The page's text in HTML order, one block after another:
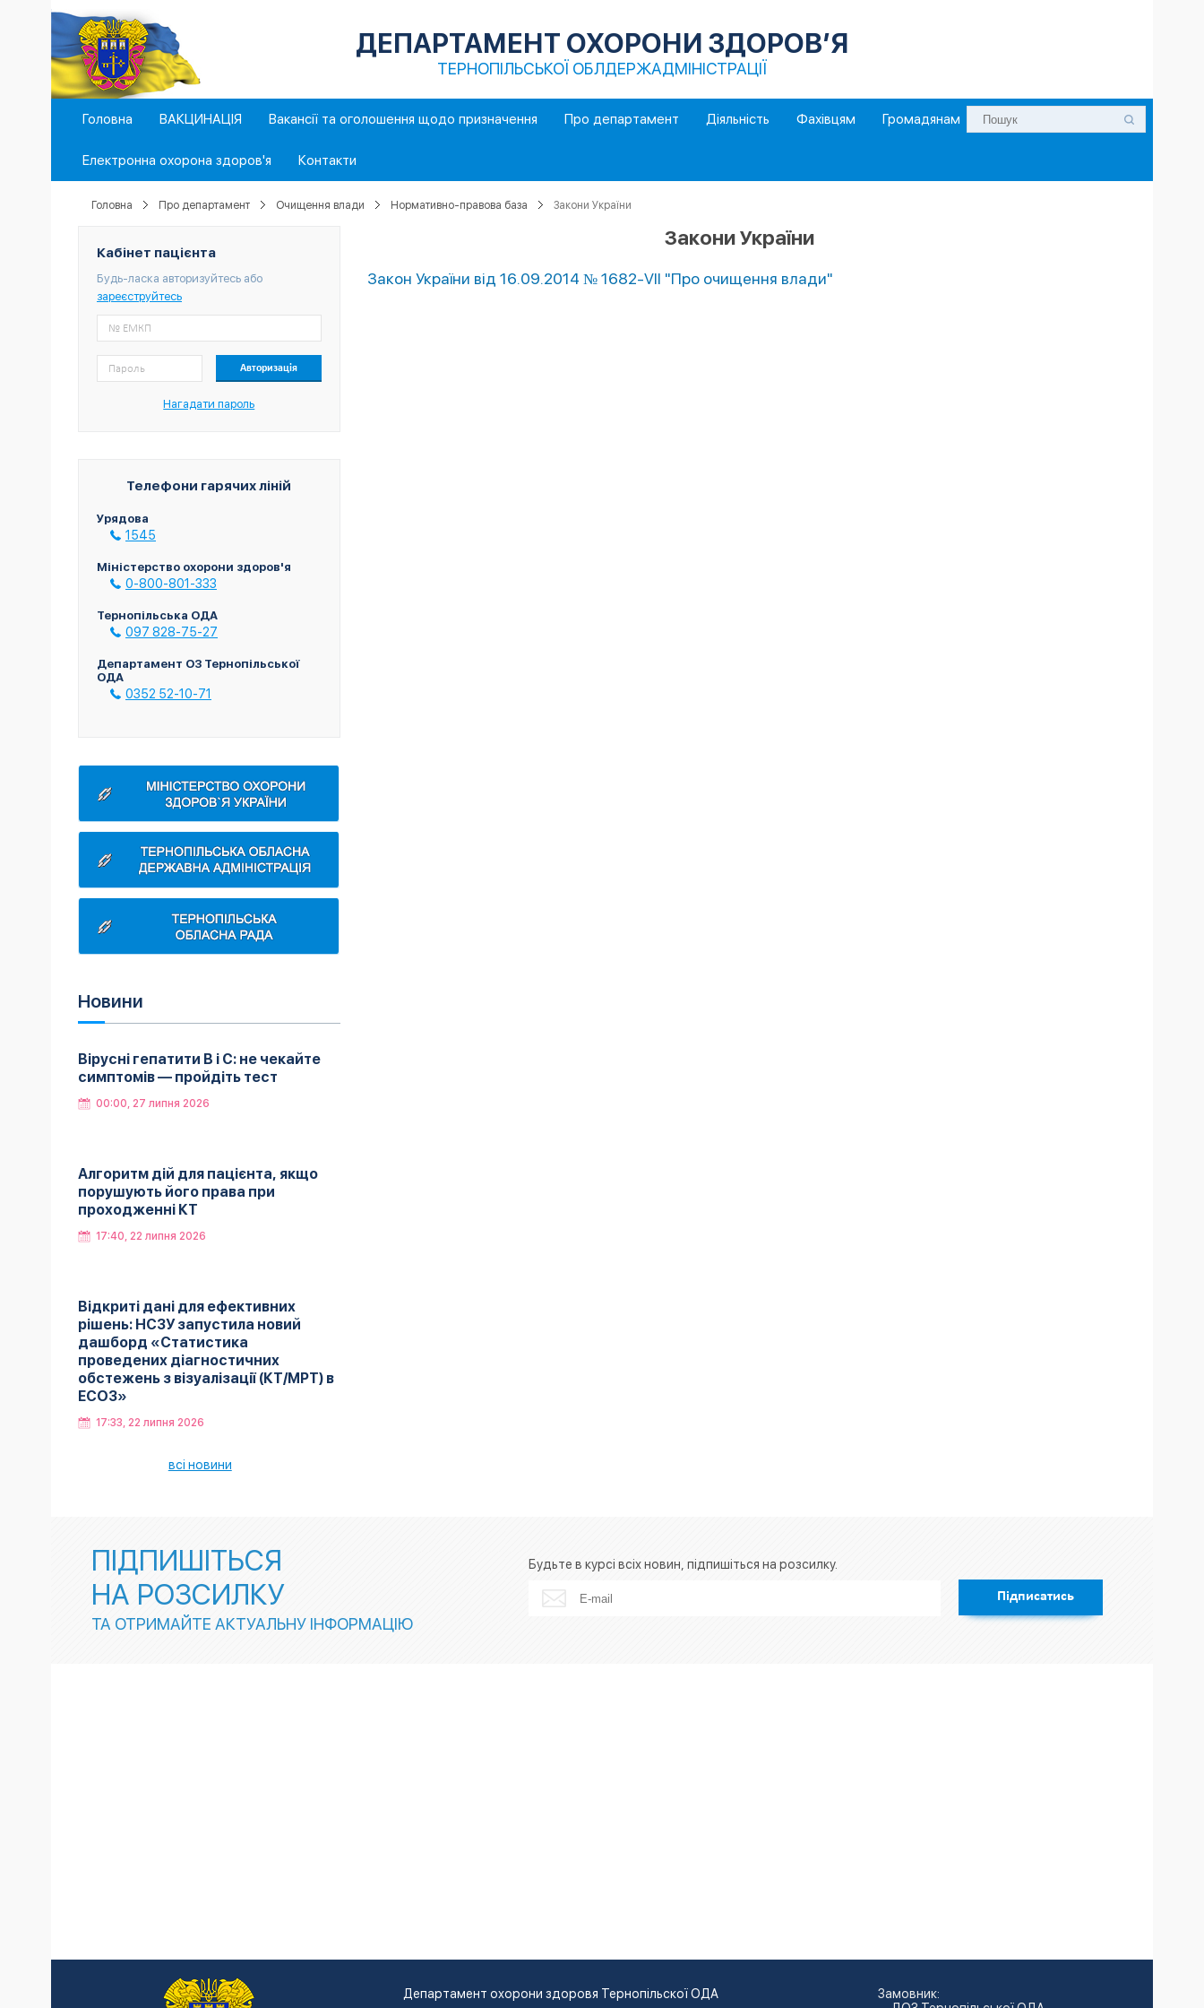
ДЕПАРТАМЕНТ ОХОРОНИ ЗДОРОВ’Я
ТЕРНОПІЛЬСЬКОЇ ОБЛДЕРЖАДМІНІСТРАЦІЇ
Головна ВАКЦИНАЦІЯ Вакансії та оголошення щодо призначення Про департамент Діяльність Фахівцям Громадянам
Електронна охорона здоров'я Контакти
Головна Про департамент Очищення влади Нормативно-правова база Закони України
Кабінет пацієнта
Будь-ласка авторизуйтесь або
зареєструйтесь
Нагадати пароль
Телефони гарячих ліній
Урядова
1545
Міністерство охорони здоров'я
0-800-801-333
Тернопільська ОДА
097 828-75-27
Департамент ОЗ Тернопільської
ОДА
0352 52-10-71
Новини
Вірусні гепатити B і C: не чекайте
симптомів — пройдіть тест
00:00, 27 липня 2026
Алгоритм дій для пацієнта, якщо
порушують його права при
проходженні КТ
17:40, 22 липня 2026
Відкриті дані для ефективних
рішень: НСЗУ запустила новий
дашборд «Статистика
проведених діагностичних
обстежень з візуалізації (КТ/МРТ) в
ЕСОЗ»
17:33, 22 липня 2026
всі новини
Закони України
Закон України вiд 16.09.2014 № 1682-VII "Про очищення влади"
ПІДПИШІТЬСЯ
НА РОЗСИЛКУ
ТА ОТРИМАЙТЕ АКТУАЛЬНУ ІНФОРМАЦІЮ
Підписатись
Будьте в курсі всіх новин, підпишіться на розсилку.
Департамент охорони здоровя Тернопільскої ОДА
Замовник: